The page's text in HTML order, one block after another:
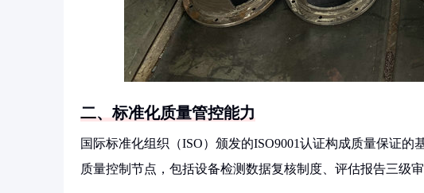
二、标准化质量管控能力
国际标准化组织（ISO）颁发的ISO9001认证构成质量保证
质量控制节点，包括设备检测数据复核制度、评估报告三级